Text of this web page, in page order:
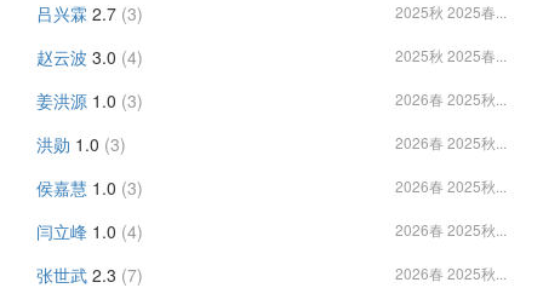
吕兴霖 2.7 (3) 2025秋 2025春...
赵云波 3.0 (4) 2025秋 2025春...
姜洪源 1.0 (3) 2026春 2025秋...
洪勋 1.0 (3) 2026春 2025秋...
侯嘉慧 1.0 (3) 2026春 2025秋...
闫立峰 1.0 (4) 2026春 2025秋...
张世武 2.3 (7) 2026春 2025秋...